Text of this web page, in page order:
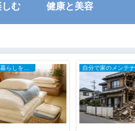
む 健康と美容
自分で家のメンテナンスDIY